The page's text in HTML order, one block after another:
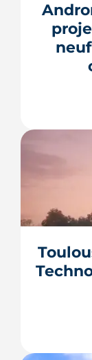
La
près de
protégé,